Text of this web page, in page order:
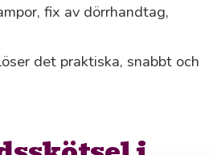
fix av dörrhandtag,
det praktiska, snabbt och